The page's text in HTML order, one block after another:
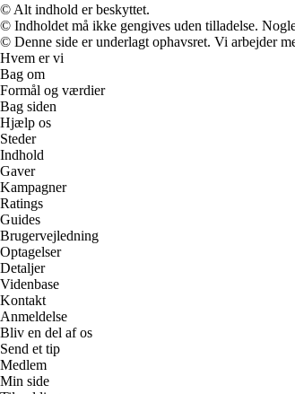
© Alt indhold er beskyttet.
© Indholdet må ikke gengives uden tilladelse.
© Denne side er underlagt ophavsret. Vi arbejder
Hvem er vi
Bag om
Formål og værdier
Bag siden
Hjælp os
Steder
Indhold
Gaver
Kampagner
Ratings
Guides
Brugervejledning
Optagelser
Detaljer
Videnbase
Kontakt
Anmeldelse
Bliv en del af os
Send et tip
Medlem
Min side